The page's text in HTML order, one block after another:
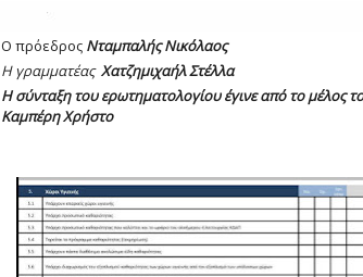
Ο πρόεδρος Νταμπαλής Νικόλαος
Η γραμματέας Χατζημιχαήλ Στέλλα
Η σύνταξη του ερωτηματολογίου έγινε από το μέλος
Καμπέρη Χρήστο